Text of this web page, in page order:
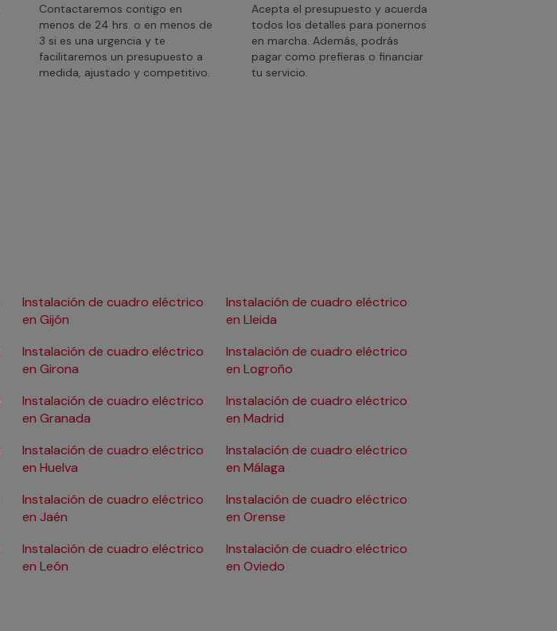
Contactaremos contigo en
menos de 24 hrs. o en menos de
3 si es una urgencia y te
facilitaremos un presupuesto a
medida, ajustado y competitivo.
Acepta el presupuesto y acuerda
todos los detalles para ponernos
en marcha. Además, podrás
pagar como prefieras o financiar
tu servicio.
Instalación de cuadro eléctrico
en Gijón
Instalación de cuadro eléctrico
en Girona
Instalación de cuadro eléctrico
en Granada
Instalación de cuadro eléctrico
en Huelva
Instalación de cuadro eléctrico
en Jaén
Instalación de cuadro eléctrico
en León
Instalación de cuadro eléctrico
en Lleida
Instalación de cuadro eléctrico
en Logroño
Instalación de cuadro eléctrico
en Madrid
Instalación de cuadro eléctrico
en Málaga
Instalación de cuadro eléctrico
en Orense
Instalación de cuadro eléctrico
en Oviedo